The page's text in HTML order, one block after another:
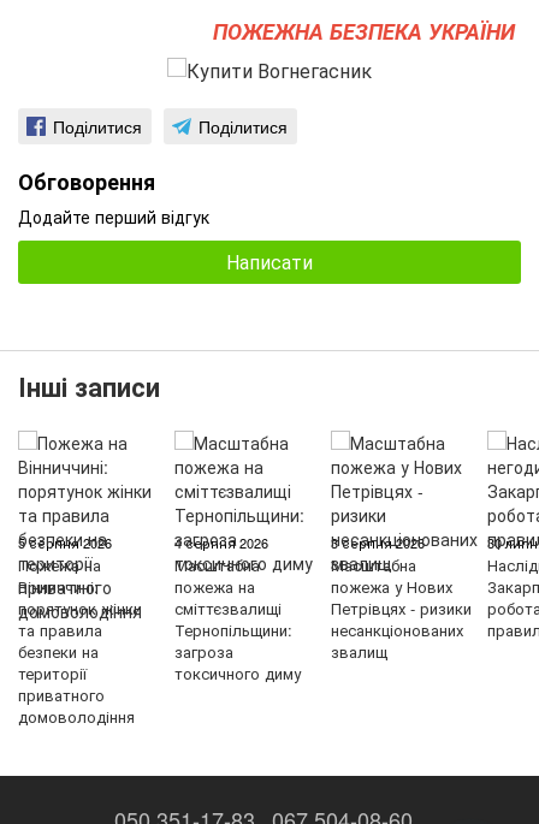
ПОЖЕЖНА БЕЗПЕКА УКРАЇНИ
Поділитися Поділитися
Обговорення
Додайте перший відгук
Написати
Інші записи
5 серпня 2026
Пожежа на
Вінниччині:
порятунок жінки
та правила
безпеки на
території
приватного
домоволодіння
4 серпня 2026
Масштабна
пожежа на
сміттєзвалищі
Тернопільщини:
загроза
токсичного диму
3 серпня 2026
Масштабна
пожежа у Нових
Петрівцях - ризики
несанкціонованих
звалищ
30